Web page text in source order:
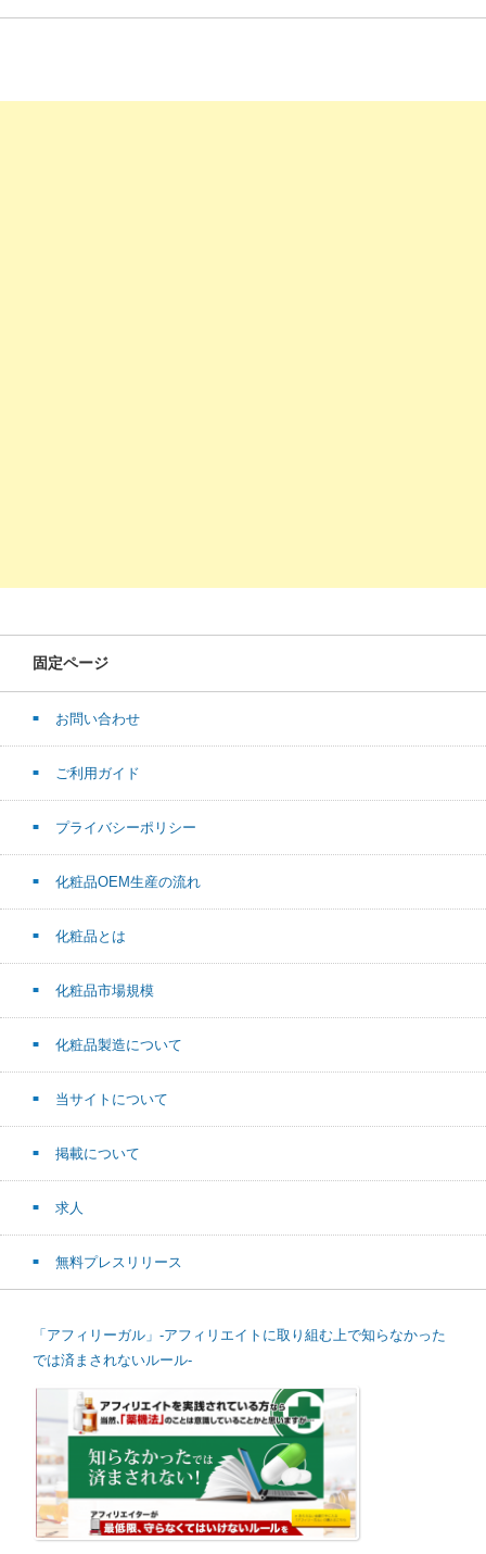
固定ページ
お問い合わせ
ご利用ガイド
プライバシーポリシー
化粧品OEM生産の流れ
化粧品とは
化粧品市場規模
化粧品製造について
当サイトについて
掲載について
求人
無料プレスリリース
「アフィリーガル」-アフィリエイトに取り組む上で知らなかった
では済まされないルール-